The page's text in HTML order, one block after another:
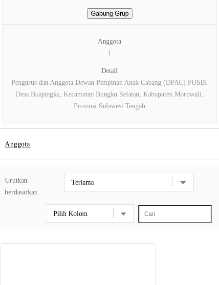
Gabung Grup
Anggota
1
Detail
Pengurus dan Anggota Dewan Pimpinan Anak Cabang (DPAC) POSBI
Desa Buajangka, Kecamatan Bungku Selatan, Kabupaten Morowali,
Provinsi Sulawesi Tengah
Anggota
Urutkan
berdasarkan